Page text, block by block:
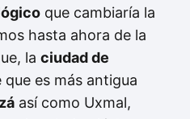
que cambiaría la
hasta ahora de la
la ciudad de
que es más antigua
así como Uxmal,